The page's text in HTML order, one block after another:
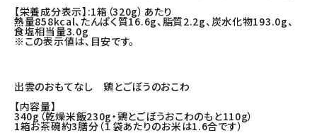
【栄養成分表示】:1箱（320g）あたり
熱量858kcal、たんぱく質16.6g、脂質2.2g、炭水化物193.0g、
食塩相当量3.0g
※この表示値は、目安です。
出雲のおもてなし 鶏とごぼうのおこわ
【内容量】
340g（乾燥米飯230g・鶏とごぼうおこわのもと110g）
1箱お茶碗約3膳分（１袋あたりのお米は1.6合です）